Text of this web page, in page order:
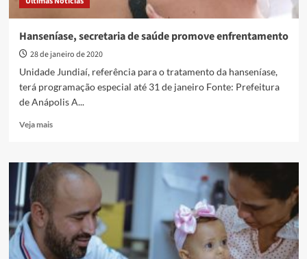
Hanseníase, secretaria de saúde promove enfrentamento
28 de janeiro de 2020
Unidade Jundiaí, referência para o tratamento da hanseníase,
terá programação especial até 31 de janeiro Fonte: Prefeitura
de Anápolis A...
Veja maisRead
Hanseníase,
secretaria
promove
enfrentamento